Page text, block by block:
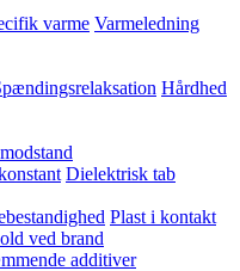
varme Varmeledning
Hårdhed
Dielektrisk tab
Plast i kontakt
ved brand
additiver